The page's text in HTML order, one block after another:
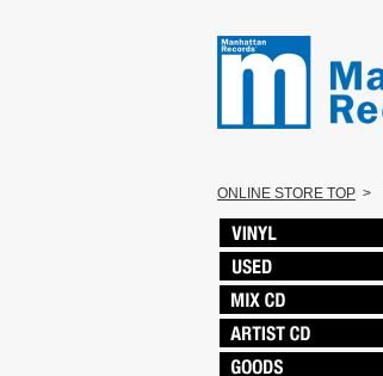
ONLINE STORE TOP >